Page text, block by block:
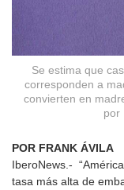
Se estima que
corresponden a
convierten en
por
POR FRANK ÁVILA
IberoNews.-
tasa más alta de